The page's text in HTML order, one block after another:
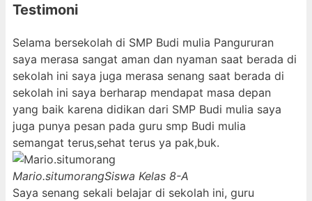
Testimoni
Selama bersekolah di SMP Budi mulia Pangururan
saya merasa sangat aman dan nyaman saat berada di
sekolah ini saya juga merasa senang saat berada di
sekolah ini saya berharap mendapat masa depan
yang baik karena didikan dari SMP Budi mulia saya
juga punya pesan pada guru smp Budi mulia
semangat terus,sehat terus ya pak,buk.
Mario.situmorangSiswa Kelas 8-A
Saya senang sekali belajar di sekolah ini, guru